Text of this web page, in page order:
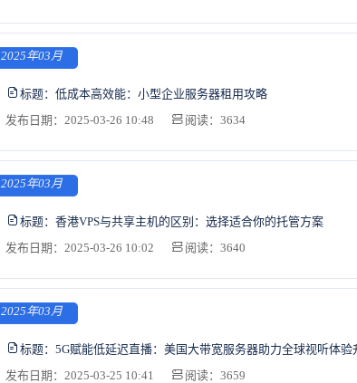
2025年03月
标题： 低成本高效能：小型企业服务器租用攻略
发布日期：2025-03-26 10:48
阅读：3634
2025年03月
标题： 香港VPS与共享主机的区别：选择适合你的托管方案
发布日期：2025-03-26 10:02
阅读：3640
2025年03月
标题： 5G赋能低延迟直播：美国大带宽服务器助力全球视听体验
发布日期：2025-03-25 10:41
阅读：3659